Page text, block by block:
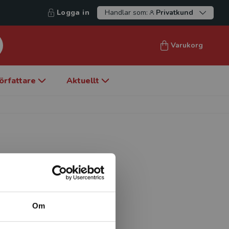
Om
Logga in Handlar som: Privatkund
Varukorg
Aktuellt
for lærerutdanning